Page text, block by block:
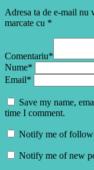
Adresa ta de e-mail
marcate cu *
Comentariu*
Nume*
Email*
Save my name,
time I comment.
Notify me of
Notify me of new